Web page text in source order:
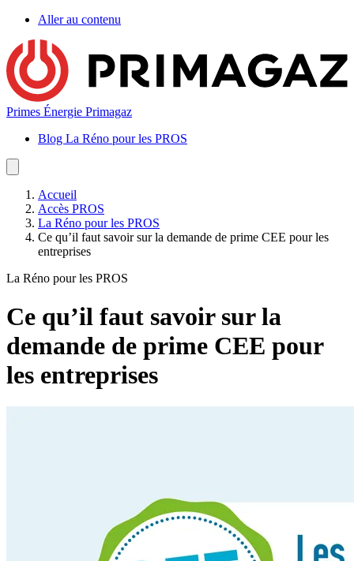
Aller au contenu
Primes Énergie Primagaz
Blog La Réno pour les PROS
Accueil
Accès PROS
La Réno pour les PROS
Ce qu’il faut savoir sur la demande de prime CEE pour les
entreprises
La Réno pour les PROS
Ce qu’il faut savoir sur la
demande de prime CEE pour
les entreprises